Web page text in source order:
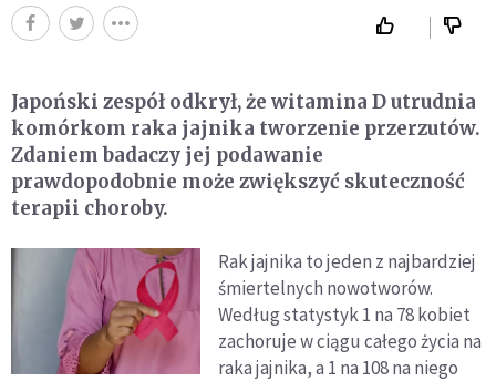
Japoński zespół odkrył, że witamina D utrudnia
komórkom raka jajnika tworzenie przerzutów.
Zdaniem badaczy jej podawanie
prawdopodobnie może zwiększyć skuteczność
terapii choroby.
Rak jajnika to jeden z najbardziej
śmiertelnych nowotworów.
Według statystyk 1 na 78 kobiet
zachoruje w ciągu całego życia na
raka jajnika, a 1 na 108 na niego